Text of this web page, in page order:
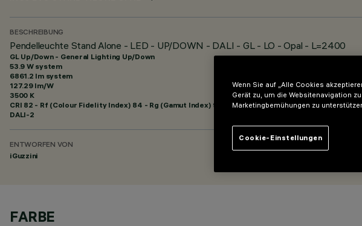
BESCHREIBUNG
Pendelleuchte Stand Alone - LED - UP/DOWN - DALI - GL - LO - Opal - L=2400
GL Up/Down - General Lighting Up/Down
53.9 W system
6861.2 lm system
127.29 lm/W
3500 K
CRI 82 - Rf (Colour Fidelity Index) 84 - Rg (Gamut Index) 94
DALI-2
ENTWORFEN VON
iGuzzini
FARBE
Wenn Sie auf „Alle Cookies
Gerät zu, um die Websitenavigation
Marketingbemühungen zu
Cookie-Einstellungen